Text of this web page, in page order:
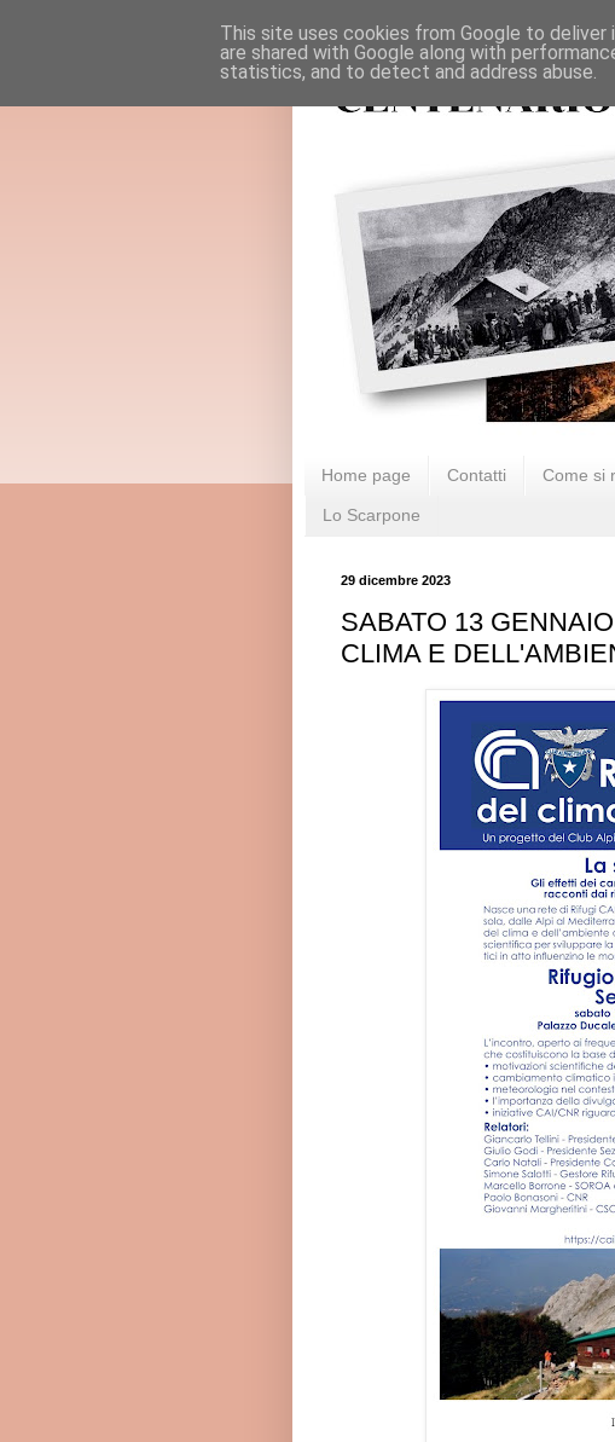
Home page Contatti Come si
Lo Scarpone
29 dicembre 2023
SABATO 13
CLIMA E
This site uses cookies from Google to
are shared with Google along with
statistics, and to detect and address abuse.